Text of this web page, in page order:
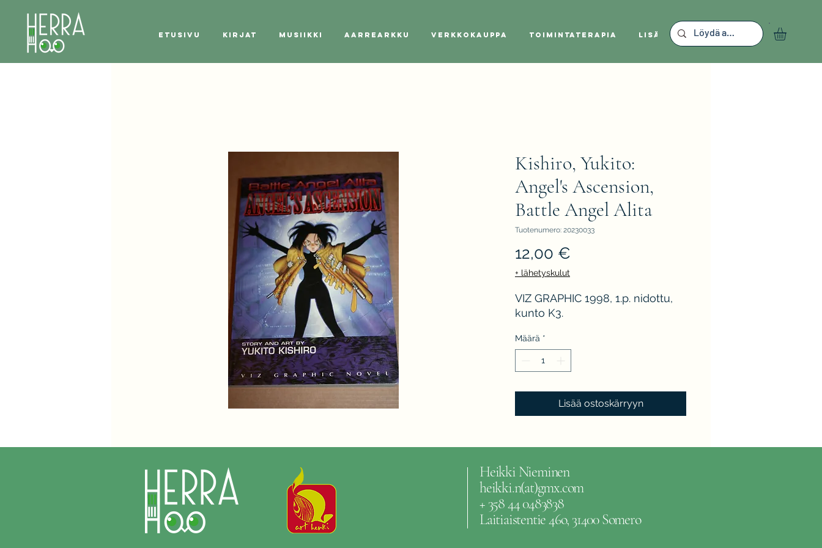
Etusivu Kirjat Musiikki Aarrearkku Verkkokauppa Toimintaterapia Lisää
Kishiro, Yukito:
Angel's Ascension,
Battle Angel Alita
Tuotenumero: 20230033
12,00 €
+ lähetyskulut
VIZ GRAPHIC 1998, 1.p. nidottu,
kunto K3.
Määrä *
Lisää ostoskärryyn
Heikki Nieminen
heikki.n(at)gmx.com
+ 358 44 0483838
Laitiaistentie 46o, 31400 Somero